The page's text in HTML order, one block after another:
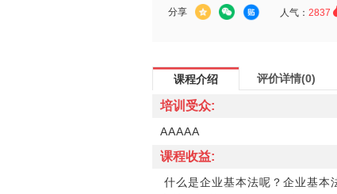
分享 人气： 2837
课程介绍 评价详情(0)
培训受众:
AAAAA
课程收益:
什么是企业基本法呢？企业基本